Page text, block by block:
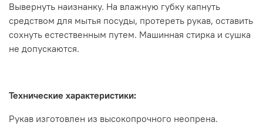
Вывернуть наизнанку. На влажную губку капнуть
средством для мытья посуды, протереть рукав, оставить
сохнуть естественным путем. Машинная стирка и сушка
не допускаются.
Технические характеристики:
Рукав изготовлен из высокопрочного неопрена.